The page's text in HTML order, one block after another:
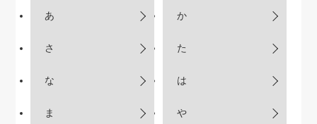
あ か
さ た
な は
ま や